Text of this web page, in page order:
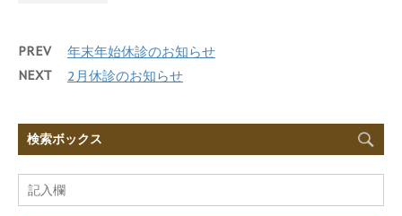
PREV 年末年始休診のお知らせ
NEXT 2月休診のお知らせ
検索ボックス